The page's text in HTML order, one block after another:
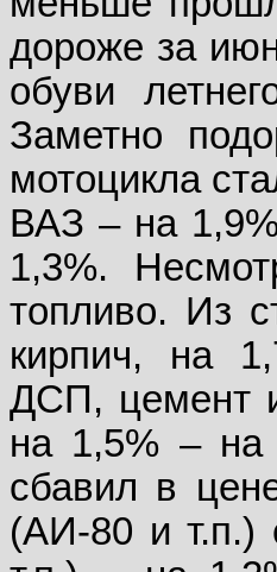
дороже за
обуви
Заметно
мотоцикла
ВАЗ – на
1,3%.
топливо. Из
кирпич, на
ДСП, цемент
на 1,5% – на
сбавил в
(АИ-80 и т.п.)